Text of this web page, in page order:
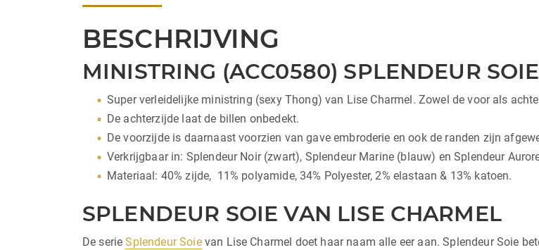
BESCHRIJVING
MINISTRING (ACC0580) SPLENDEUR
Super verleidelijke ministring (sexy Thong) van Lise Charmel. Zowel de voor als
De achterzijde laat de billen onbedekt.
De voorzijde is daarnaast voorzien van gave embroderie en ook de randen zijn
Verkrijgbaar in: Splendeur Noir (zwart), Splendeur Marine (blauw) en Splendeur
Materiaal: 40% zijde, 11% polyamide, 34% Polyester, 2% elastaan & 13% katoen.
SPLENDEUR SOIE VAN LISE CHARMEL
De serieSplendeur Soievan Lise Charmel doet haar naam alle eer aan. Splendeur Soie